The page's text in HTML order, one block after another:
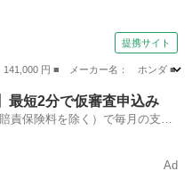
ートカバー （検9.1）
提携サイト
円 ■ メーカー名： ホンダ
最短2分で仮審査申込み
責保険料を除く）で毎月の支払
Ad